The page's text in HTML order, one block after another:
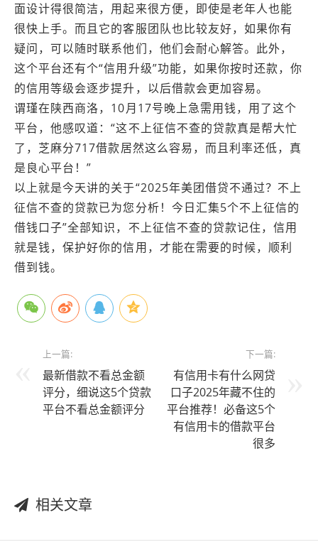
面设计得很简洁，用起来很方便，即使是老年人也能
很快上手。而且它的客服团队也比较友好，如果你有
疑问，可以随时联系他们，他们会耐心解答。此外，
这个平台还有个“信用升级”功能，如果你按时还款，你
的信用等级会逐步提升，以后借款会更加容易。
谓瑾在陕西商洛，10月17号晚上急需用钱，用了这个
平台，他感叹道：“这不上征信不查的贷款真是帮大忙
了，芝麻分717借款居然这么容易，而且利率还低，真
是良心平台！”
以上就是今天讲的关于“2025年美团借贷不通过？不上
征信不查的贷款已为您分析！今日汇集5个不上征信的
借钱口子”全部知识，不上征信不查的贷款记住，信用
就是钱，保护好你的信用，才能在需要的时候，顺利
借到钱。
上一篇:
最新借款不看总金额
评分，细说这5个贷款
平台不看总金额评分
下一篇:
有信用卡有什么网贷
口子2025年藏不住的
平台推荐！必备​这5个
有信用卡的借款平台
很多
相关文章